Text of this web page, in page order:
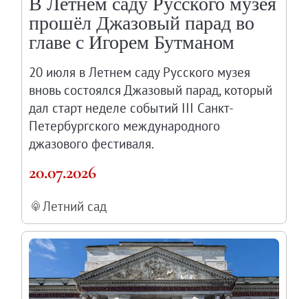
прошёл Джазовый парад во
главе с Игорем Бутманом
20 июля в Летнем саду Русского музея
вновь состоялся Джазовый парад, который
дал старт неделе событий III Санкт-
Петербургского международного
джазового фестиваля.
20.07.2026
Летний сад